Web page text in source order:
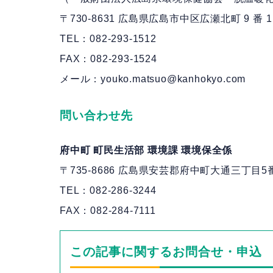
〒730-8631 広島県広島市中区広瀬北町 9 番
TEL：082-293-1512
FAX：082-293-1524
メール：youko.matsuo@kanhokyo.com
問い合わせ先
府中町 町民生活部 環境課 環境保全係
〒735-8686 広島県安芸郡府中町大通三丁目5
TEL：082-286-3244
FAX：082-284-7111
この記事に関するお問合せ・申込